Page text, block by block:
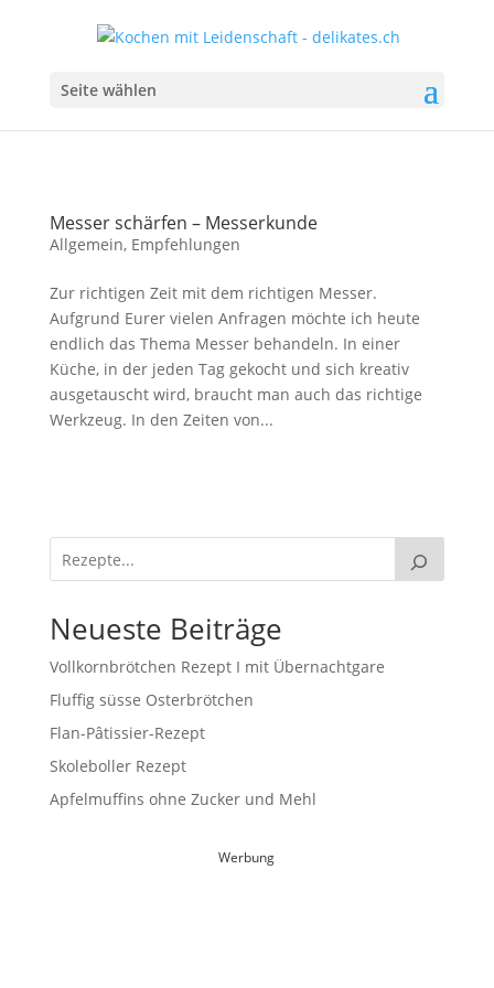
Seite wählen
Messer schärfen – Messerkunde
Allgemein, Empfehlungen
Zur richtigen Zeit mit dem richtigen Messer.
Aufgrund Eurer vielen Anfragen möchte ich heute
endlich das Thema Messer behandeln. In einer
Küche, in der jeden Tag gekocht und sich kreativ
ausgetauscht wird, braucht man auch das richtige
Werkzeug. In den Zeiten von...
Neueste Beiträge
Vollkornbrötchen Rezept I mit Übernachtgare
Fluffig süsse Osterbrötchen
Flan-Pâtissier-Rezept
Skoleboller Rezept
Apfelmuffins ohne Zucker und Mehl
Werbung